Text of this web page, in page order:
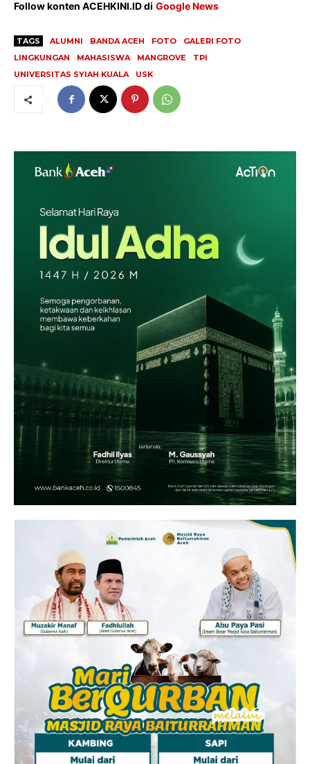
SUBSCRIBE NOW
Menu
News
Histori
Gaya Hidup
Opini
Olahraga
Ekonomi
Teknologi
Indeks
Redaksi
Tentang Kami
Kebijakan Pengguna
Pedoman Dewan Pers
Hubungi Kami
Aset
Follow konten ACEHKINI.ID di Google News
TAGS ALUMNI BANDA ACEH FOTO
GALERI FOTO
LINGKUNGAN
MAHASISWA MANGROVE
TPI
UNIVERSITAS SYIAH KUALA
USK